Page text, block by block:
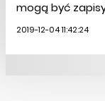
mogą być
2019-12-04 11:42:24